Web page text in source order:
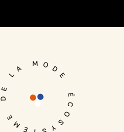
Je me connecte